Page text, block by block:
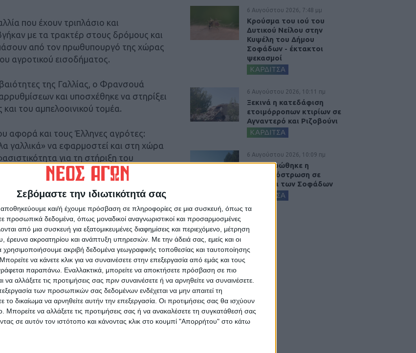
Σεβόμαστε την ιδιωτικότητά σας
αποθηκεύουμε και/ή έχουμε πρόσβαση σε πληροφορίες σε μια συσκευή, όπως τα
προσωπικά δεδομένα, όπως μοναδικοί αναγνωριστικοί και προσαρμοσμένες
από μια συσκευή για εξατομικευμένες διαφημίσεις και περιεχόμενο, μέτρηση
έρευνα ακροατηρίου και ανάπτυξη υπηρεσιών. Με την άδειά σας, εμείς και οι
χρησιμοποιήσουμε ακριβή δεδομένα γεωγραφικής τοποθεσίας και ταυτοποίησης
να κάνετε κλικ για να συναινέσετε στην επεξεργασία από εμάς και τους
παραπάνω. Εναλλακτικά, μπορείτε να αποκτήσετε πρόσβαση σε πιο
να αλλάξετε τις προτιμήσεις σας πριν συναινέσετε ή να αρνηθείτε να συναινέσετε.
των προσωπικών σας δεδομένων ενδέχεται να μην απαιτεί τη
το δικαίωμα να αρνηθείτε αυτήν την επεξεργασία. Οι προτιμήσεις σας θα ισχύουν
Μπορείτε να αλλάξετε τις προτιμήσεις σας ή να ανακαλέσετε τη συγκατάθεσή σας
σε αυτόν τον ιστότοπο και κάνοντας κλικ στο κουμπί "Απορρήτου" στο κάτω
που έχουν τριπλάσιο και
με τα τρακτέρ στους δρόμους και
από τον πρωθυπουργό της χώρας
αγροτικού εισοδήματος.
της Γαλλίας, ο Φρανσουά
και υποσχέθηκε να στηρίξει
του αμπελοοινικού τομέα.
αφορά και τους Έλληνες αγρότες:
γαλλικά» να εφαρμοστεί και στη χώρα
για τη στήριξη του
με αντίξοες συνθήκες;
ΑΓΩΝ στο Google News!
και ευρύτερα της Θεσσαλίας
ΕΠΟΜΕΝΟ ΑΡΘΡΟ
Δ. Κουρέτας: Nα δοθεί στις τεχνικές εταιρίες
της Θεσσαλίας ένα κομμάτι της πίτας των
6 Αυγούστου 2026, 7:48 μμ
Κρούσμα του ιού του
Δυτικού Νείλου στην
Κυψέλη του Δήμου
Σοφάδων - έκτακτοι
ψεκασμοί
ΚΑΡΔΙΤΣΑ
6 Αυγούστου 2026, 10:11 πμ
Ξεκινά η κατεδάφιση
ετοιμόρροπων κτιρίων σε
Αγναντερό και Ριζοβούνι
ΚΑΡΔΙΤΣΑ
6 Αυγούστου 2026, 10:09 πμ
Ολοκληρώθηκε η
ασφαλτόστρωση σε
τμήματα των Σοφάδων
ΚΑΡΔΙΤΣΑ